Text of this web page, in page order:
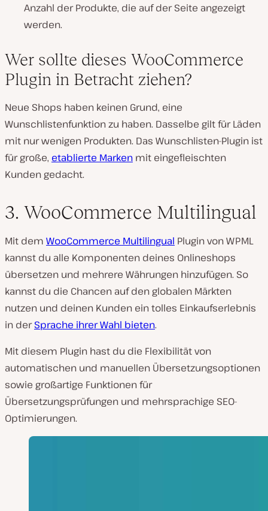
Anzahl der Produkte, die auf der Seite angezeigt
werden.
Wer sollte dieses WooCommerce
Plugin in Betracht ziehen?
Neue Shops haben keinen Grund, eine
Wunschlistenfunktion zu haben. Dasselbe gilt für Läden
mit nur wenigen Produkten. Das Wunschlisten-Plugin ist
für große, etablierte Marken mit eingefleischten
Kunden gedacht.
3. WooCommerce Multilingual
Mit dem WooCommerce Multilingual Plugin von WPML
kannst du alle Komponenten deines Onlineshops
übersetzen und mehrere Währungen hinzufügen. So
kannst du die Chancen auf den globalen Märkten
nutzen und deinen Kunden ein tolles Einkaufserlebnis
in derSprache ihrer Wahl bieten.
Mit diesem Plugin hast du die Flexibilität von
automatischen und manuellen Übersetzungsoptionen
sowie großartige Funktionen für
Übersetzungsprüfungen und mehrsprachige SEO-
Optimierungen.